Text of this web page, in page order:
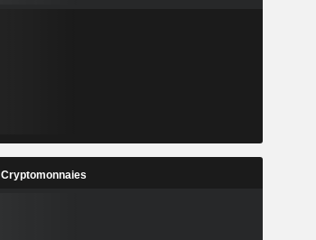
Cryptomonnaies